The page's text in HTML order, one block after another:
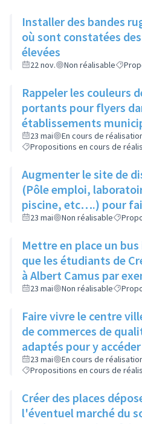
Installer des bandes
où sont constatées
élevées
22 nov. Non réalisable
Rappeler les couleurs
portants pour flyers
établissements
seraient également
la saison culturelle
23 mai
En cours de
Propositions en cours de
Augmenter le site de
(Pôle emploi,
piscine, etc….) pour
saison culturelle
23 mai Non réalisable
Mettre en place un
que les étudiants de
à Albert Camus par
d'aller sur Lyon)
23 mai Non réalisable
Faire vivre le centre
de commerces de
adaptés pour y accéder
23 mai
En cours de
Propositions en cours de
Créer des places
l'éventuel marché du